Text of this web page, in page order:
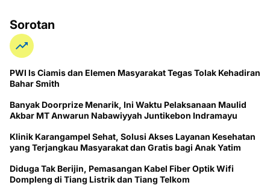
Sorotan
PWI ls Ciamis dan Elemen Masyarakat Tegas Tolak Kehadiran
Bahar Smith
Banyak Doorprize Menarik, Ini Waktu Pelaksanaan Maulid
Akbar MT Anwarun Nabawiyyah Juntikebon Indramayu
Klinik Karangampel Sehat, Solusi Akses Layanan Kesehatan
yang Terjangkau Masyarakat dan Gratis bagi Anak Yatim
Diduga Tak Berijin, Pemasangan Kabel Fiber Optik Wifi
Dompleng di Tiang Listrik dan Tiang Telkom